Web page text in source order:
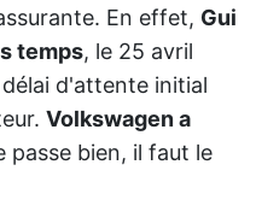
En effet, Gui
temps, le 25 avril
d'attente initial
Volkswagen a
passe bien, il faut le